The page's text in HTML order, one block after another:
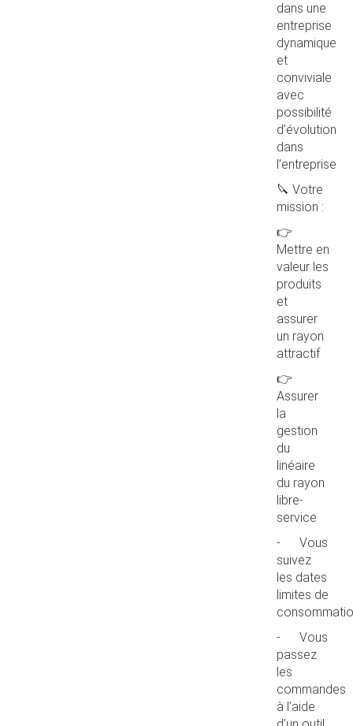
dans une
entreprise
dynamique
et
conviviale
avec
possibilité
d’évolution
dans
l’entreprise
🔪 Votre
mission :
👉
Mettre en
valeur les
produits
et
assurer
un rayon
attractif
👉
Assurer
la
gestion
du
linéaire
du rayon
libre-
service
- Vous
suivez
les dates
limites de
- Vous
passez
les
commandes
à l’aide